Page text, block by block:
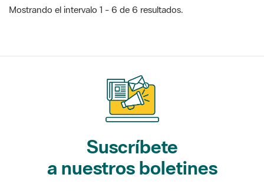
Mostrando el intervalo 1 - 6 de 6 resultados.
Suscríbete
a nuestros boletines